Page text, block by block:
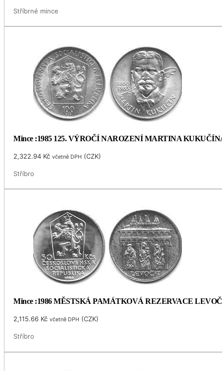
Stříbrné mince
Mince :1985 125. VÝROČÍ NAROZENÍ MARTINA
2,322.94 Kč včetně DPH (CZK)
Stříbro
Mince :1986 MĚSTSKÁ PAMÁTKOVÁ REZERVACE
2,115.66 Kč včetně DPH (CZK)
Stříbro